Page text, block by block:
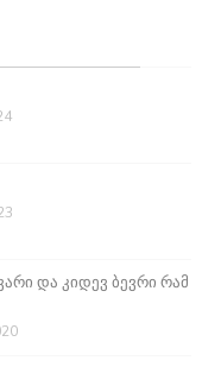
და კიდევ ბევრი რამ